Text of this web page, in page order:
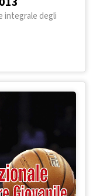
integrale degli